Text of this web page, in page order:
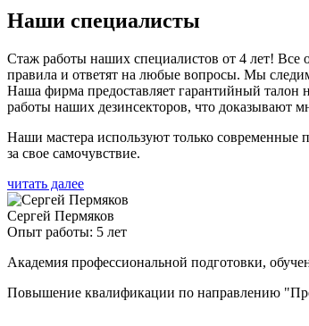
Наши специалисты
Стаж работы наших специалистов от 4 лет!
правила и ответят на любые вопросы. Мы
Наша фирма предоставляет гарантийный талон
работы наших дезинсекторов, что доказывают
Наши мастера используют только
за свое самочувствие.
читать далее
Сергей Пермяков
Опыт работы: 5 лет
Академия профессиональной подготовки,
Повышение квалификации по направлению